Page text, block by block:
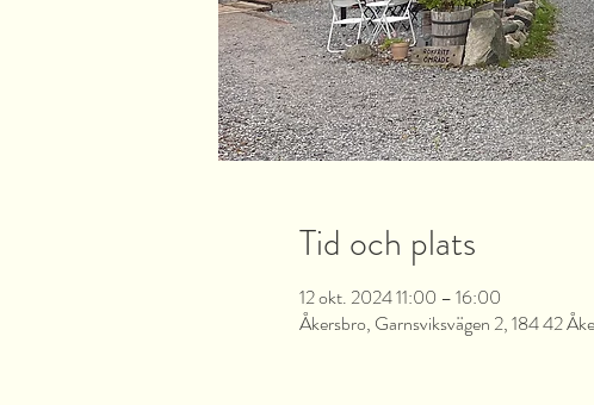
Tid och plats
12 okt. 2024 11:00 – 16:00
Åkersbro, Garnsviksvägen 2, 184 42